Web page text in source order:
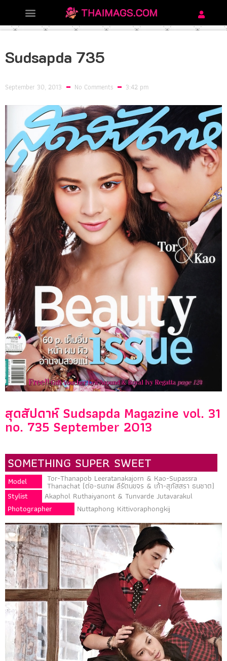
Sudsapda 735
September 30, 2013 No Comments 3:42 pm
สุดสัปดาห์ Sudsapda Magazine vol. 31
no. 735 September 2013
SOMETHING SUPER SWEET
Model Tor-Thanapob Leeratanakajorn & Kao-Supassra
Thanachat (ต่อ-ธนภพ ลีรัตนขจร & เก้า-สุภัสสรา ธนชาต)
Stylist
Akaphol Ruthaiyanont & Tunvarde Jutavarakul
Photographer
Nuttaphong Kittivoraphongkij